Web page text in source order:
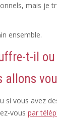
mais je
ensemble.
t-il
allons
vous avez
vous par